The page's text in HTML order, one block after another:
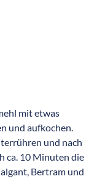
mit etwas
und aufkochen.
und nach
ca. 10 Minuten die
Bertram und